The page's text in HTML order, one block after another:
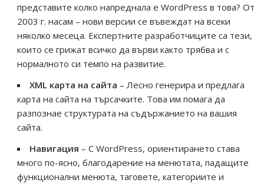
представите колко напреднала е WordPress в това? От
2003 г. насам – нови версии се въвеждат на всеки
няколко месеца. Експертните разработчиците са тези,
които се грижат всичко да върви както трябва и с
нормалното си темпо на развитие.
XML карта на сайта – Лесно генерира и предлага
карта на сайта на търсачките. Това им помага да
разпознае структурата на съдържанието на вашия
сайта.
Навигация – С WordPress, ориентирането става
много по-ясно, благодарение на менютата, падащите
функционални менюта, таговете, категориите и